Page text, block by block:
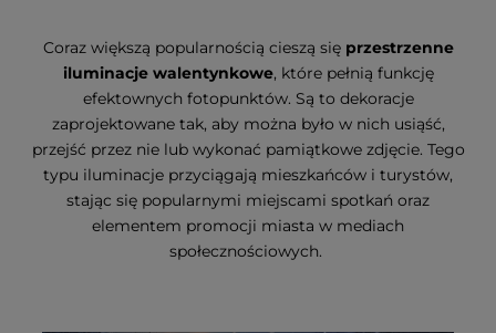
Coraz większą popularnością cieszą się przestrzenne
iluminacje walentynkowe, które pełnią funkcję
efektownych fotopunktów. Są to dekoracje
zaprojektowane tak, aby można było w nich usiąść,
przejść przez nie lub wykonać pamiątkowe zdjęcie. Tego
typu iluminacje przyciągają mieszkańców i turystów,
stając się popularnymi miejscami spotkań oraz
elementem promocji miasta w mediach
społecznościowych.